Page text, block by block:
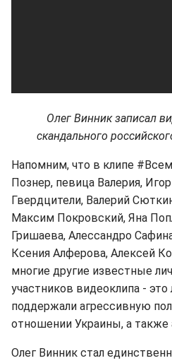
Олег Винник записал
скандального
Напомним, что в клипе
Познер, певица Валерия,
Гвердцители, Валерий
Максим Покровский, Яна
Гришаева, Алессандро
Ксения Алферова, Алексей
многие другие известные
участников видеоклипа -
поддержали агрессивную
отношении Украины, а
Олег Винник стал